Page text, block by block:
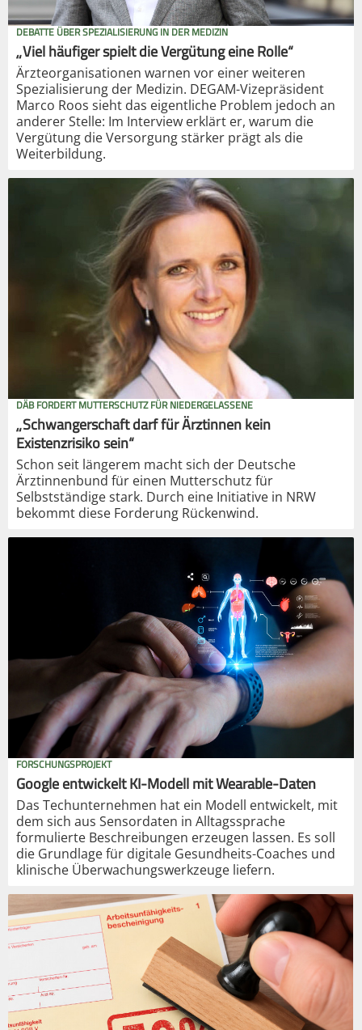
DEBATTE ÜBER SPEZIALISIERUNG IN DER MEDIZIN
„Viel häufiger spielt die Vergütung eine Rolle“
Ärzteorganisationen warnen vor einer weiteren
Spezialisierung der Medizin. DEGAM-Vizepräsident
Marco Roos sieht das eigentliche Problem jedoch an
anderer Stelle: Im Interview erklärt er, warum die
Vergütung die Versorgung stärker prägt als die
Weiterbildung.
DÄB FORDERT MUTTERSCHUTZ FÜR NIEDERGELASSENE
„Schwangerschaft darf für Ärztinnen kein
Existenzrisiko sein“
Schon seit längerem macht sich der Deutsche
Ärztinnenbund für einen Mutterschutz für
Selbstständige stark. Durch eine Initiative in NRW
bekommt diese Forderung Rückenwind.
FORSCHUNGSPROJEKT
Google entwickelt KI-Modell mit Wearable-Daten
Das Techunternehmen hat ein Modell entwickelt, mit
dem sich aus Sensordaten in Alltagssprache
formulierte Beschreibungen erzeugen lassen. Es soll
die Grundlage für digitale Gesundheits-Coaches und
klinische Überwachungswerkzeuge liefern.